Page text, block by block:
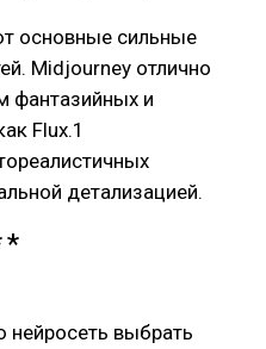
основные сильные
Midjourney отлично
фантазийных и
Flux.1
детализацией.
нейросеть выбрать